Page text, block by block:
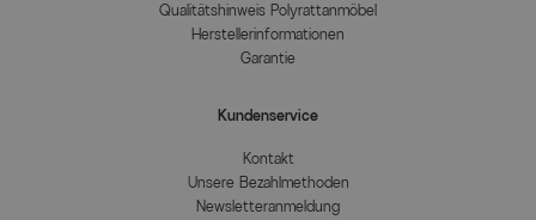
Qualitätshinweis Polyrattanmöbel
Herstellerinformationen
Garantie
Kundenservice
Kontakt
Unsere Bezahlmethoden
Newsletteranmeldung